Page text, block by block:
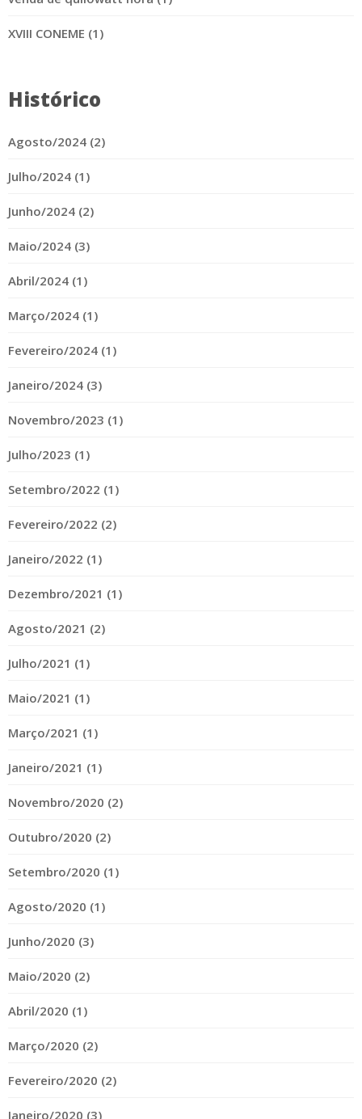
XVIII CONEME (1)
Histórico
Agosto/2024 (2)
Julho/2024 (1)
Junho/2024 (2)
Maio/2024 (3)
Abril/2024 (1)
Março/2024 (1)
Fevereiro/2024 (1)
Janeiro/2024 (3)
Novembro/2023 (1)
Julho/2023 (1)
Setembro/2022 (1)
Fevereiro/2022 (2)
Janeiro/2022 (1)
Dezembro/2021 (1)
Agosto/2021 (2)
Julho/2021 (1)
Maio/2021 (1)
Março/2021 (1)
Janeiro/2021 (1)
Novembro/2020 (2)
Outubro/2020 (2)
Setembro/2020 (1)
Agosto/2020 (1)
Junho/2020 (3)
Maio/2020 (2)
Abril/2020 (1)
Março/2020 (2)
Fevereiro/2020 (2)
Janeiro/2020 (3)